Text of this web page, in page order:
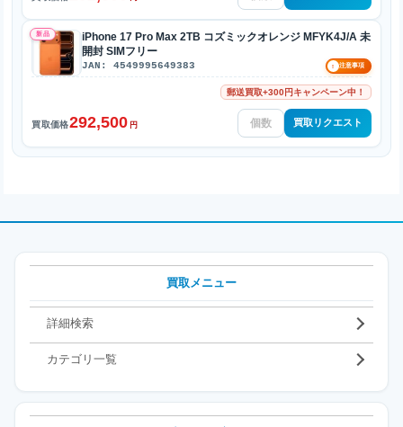
新品
iPhone 17 Pro Max 2TB コズミックオレンジ MFYK4J/A 未
開封 SIMフリー
JAN: 4549995649383 ! 注意事項
郵送買取+300円キャンペーン中！
買取価格292,500 円 買取リクエスト
買取メニュー
詳細検索
カテゴリ一覧